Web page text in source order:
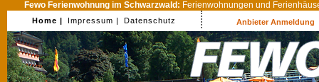
Fewo Ferienwohnung im Schwarzwald: Ferienwohnungen und
Home | Impressum | Datenschutz Anbieter Anmeldung